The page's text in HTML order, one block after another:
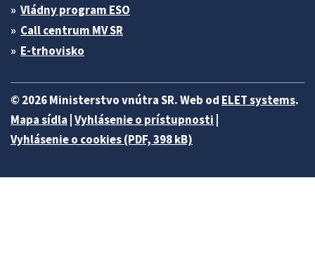
Vládny program ESO
Call centrum MV SR
E-trhovisko
© 2026 Ministerstvo vnútra SR. Web od ELET systems.
Mapa sídla |Vyhlásenie o prístupnosti |
Vyhlásenie o cookies (PDF, 398 kB)